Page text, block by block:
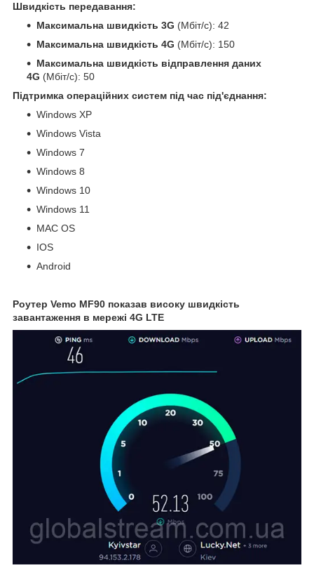
Швидкість передавання:
Максимальна швидкість 3G (Мбіт/с): 42
Максимальна швидкість 4G (Мбіт/с): 150
Максимальна швидкість відправлення даних
4G (Мбіт/с): 50
Підтримка операційних систем під час під'єднання:
Windows XP
Windows Vista
Windows 7
Windows 8
Windows 10
Windows 11
MAC OS
IOS
Android
Роутер Vemo MF90 показав високу швидкість
завантаження в мережі 4G LTE